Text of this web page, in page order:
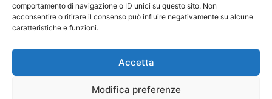
comportamento di navigazione o ID unici su questo sito. Non
acconsentire o ritirare il consenso può influire negativamente su alcune
caratteristiche e funzioni.
Accetta
Modifica preferenze
SEGUICI SUI SOCIAL
Clearwater Depuratori by TWC S.R.L., P.IVA 10404120965 –